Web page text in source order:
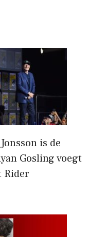
is de
Gosling voegt
Rider